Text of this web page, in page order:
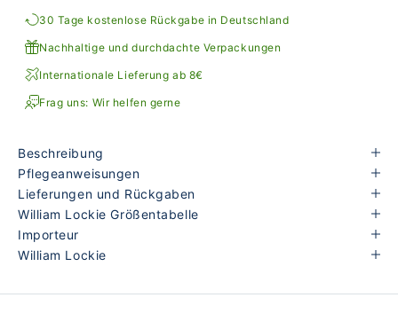
30 Tage kostenlose Rückgabe in Deutschland
Nachhaltige und durchdachte Verpackungen
Internationale Lieferung ab 8€
Frag uns: Wir helfen gerne
Beschreibung
Pflegeanweisungen
Lieferungen und Rückgaben
William Lockie Größentabelle
Importeur
William Lockie